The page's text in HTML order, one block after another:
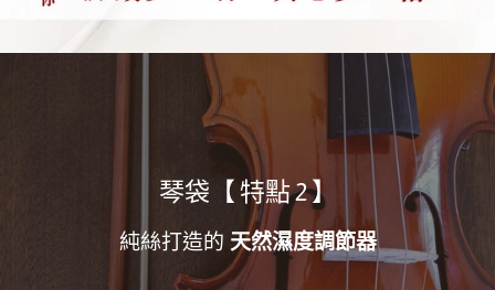
琴袋【 特點 2 】
純絲打造的 天然濕度調節器